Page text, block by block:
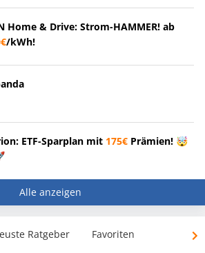
Home & Drive: Strom-HAMMER! ab
/kWh!
ETF-Sparplan mit 175€ Prämien! 🤯
Alle anzeigen
Ratgeber Favoriten